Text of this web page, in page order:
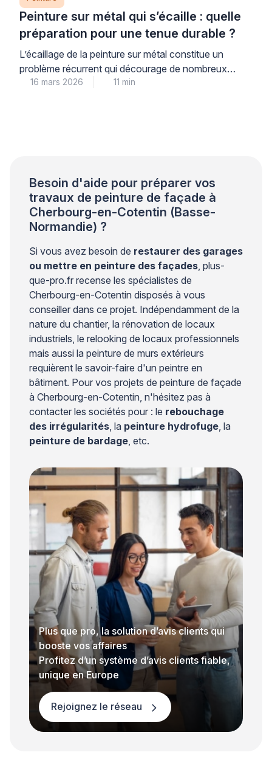
Peinture sur métal qui s’écaille : quelle
préparation pour une tenue durable ?
L’écaillage de la peinture sur métal constitue un
problème récurrent qui décourage de nombreux
propriétaires. Ce phénomène trouve son origine dans
16 mars 2026 11 min
Besoin d'aide pour préparer vos
travaux de peinture de façade à
Cherbourg-en-Cotentin (Basse-
Normandie) ?
Si vous avez besoin de restaurer des garages
ou mettre en peinture des façades , plus-
que-pro.fr recense les spécialistes de
Cherbourg-en-Cotentin disposés à vous
conseiller dans ce projet. Indépendamment de la
nature du chantier, la rénovation de locaux
industriels, le relooking de locaux professionnels
mais aussi la peinture de murs extérieurs
requièrent le savoir-faire d'un peintre en
bâtiment. Pour vos projets de peinture de façade
à Cherbourg-en-Cotentin, n'hésitez pas à
contacter les sociétés pour : le rebouchage
des irrégularités , la peinture hydrofuge , la
peinture de bardage , etc.
Plus que pro, la solution d’avis clients qui
booste vos affaires
Profitez d’un système d’avis clients fiable,
unique en Europe
Rejoignez le réseau